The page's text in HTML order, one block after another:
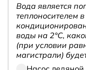
Вода является
теплоносителем
воды на 2°С,
(при условии
магистрали)